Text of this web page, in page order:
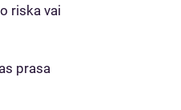
riska vai
prasa